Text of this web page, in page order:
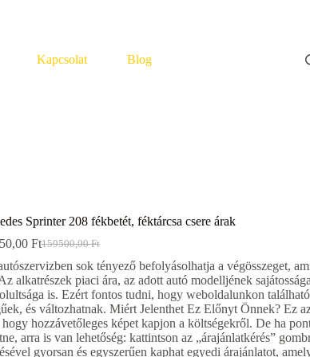
Kapcsolat Blog
Sprinter 208 fékbetét, féktárcsa csere árak
159500,00Ft
Original
price
was:
159500,00 Ft.
FtCurrent
price
is:
143550,00 Ft.
sok tényező befolyásolhatja a végösszeget,
alkatrészek piaci ára, az adott autó modelljének
is. Ezért fontos tudni, hogy weboldalunkon
és változhatnak. Miért Jelenthet Ez Előnyt Önnek? Ez
hogy hozzávetőleges képet kapjon a költségekről. De ha
arra is van lehetőség: kattintson az „árajánlatkérés”
gyorsan és egyszerűen kaphat egyedi árajánlatot,